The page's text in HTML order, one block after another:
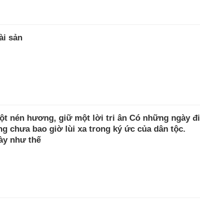
sản
nén hương, giữ một lời tri ân Có những ngày đi
chưa bao giờ lùi xa trong ký ức của dân tộc.
như thế